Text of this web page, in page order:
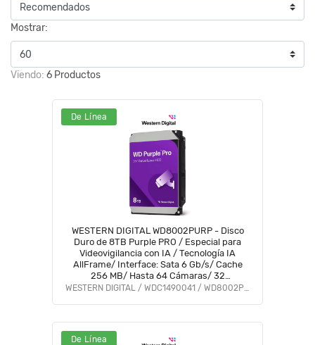
Mostrar:
Viendo: 6 Productos
De Línea
WESTERN DIGITAL WD8002PURP - Disco
Duro de 8TB Purple PRO / Especial para
Videovigilancia con IA / Tecnología IA
AllFrame/ Interface: Sata 6 Gb/s/ Cache
256 MB/ Hasta 64 Cámaras/ 32
Secuencias de IA para Análisis de
WESTERN DIGITAL / WDC1490041 / WD8002PURP
De Línea